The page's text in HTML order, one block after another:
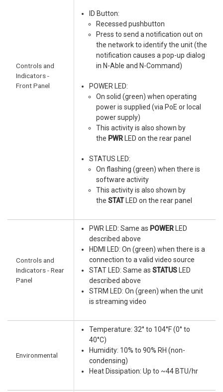
Controls and
Indicators -
Front Panel
ID Button:
Recessed pushbutton
Press to send a notification out on
the network to identify the unit (the
notification causes a pop-up dialog
in N-Able and N-Command)
POWER LED:
On solid (green) when operating
power is supplied (via PoE or local
power supply)
This activity is also shown by
the PWR LED on the rear panel
STATUS LED:
On flashing (green) when there is
software activity
This activity is also shown by
the STATLED on the rear panel
Controls and
Indicators - Rear
Panel
PWR LED: Same as POWER LED
described above
HDMI LED: On (green) when there is a
connection to a valid video source
STAT LED: Same as STATUS LED
described above
STRM LED: On (green) when the unit
is streaming video
Environmental
Temperature: 32° to 104°F (0° to
40°C)
Humidity: 10% to 90% RH (non-
condensing)
Heat Dissipation: Up to ~44 BTU/hr